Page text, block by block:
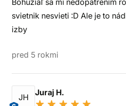
Bohužiaľ sa mi nedopatrením
svietnik nesvieti :D Ale je to
izby
pred 5 rokmi
JH Juraj H.